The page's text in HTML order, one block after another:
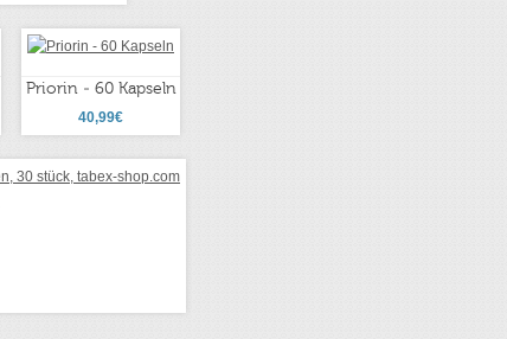
Priorin - 60 Kapseln
40,99€